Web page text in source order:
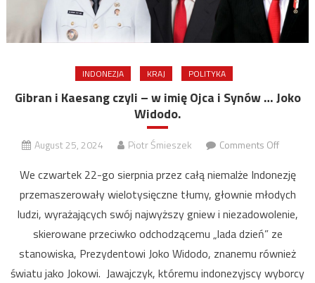
INDONEZJA KRAJ POLITYKA
Gibran i Kaesang czyli – w imię Ojca i Synów … Joko
Widodo.
August 25, 2024 Piotr Śmieszek Comments Offon
i
Kaesang
czyli
–
w
imię
We czwartek 22-go sierpnia przez całą niemalże Indonezję
przemaszerowały wielotysięczne tłumy, głownie młodych
ludzi, wyrażających swój najwyższy gniew i niezadowolenie,
skierowane przeciwko odchodzącemu „lada dzień” ze
stanowiska, Prezydentowi Joko Widodo, znanemu również
światu jako Jokowi. Jawajczyk, któremu indonezyjscy wyborcy